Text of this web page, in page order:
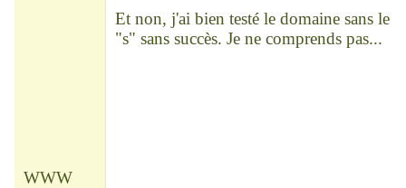
Et non, j'ai bien testé le domaine sans le
"s" sans succès. Je ne comprends pas...
WWW